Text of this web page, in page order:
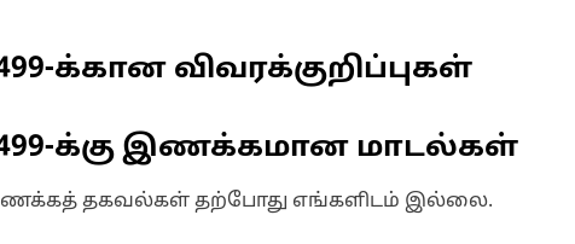
-க்கான விவரக்குறிப்புகள்
-க்கு இணக்கமான மாடல்கள்
தகவல்கள் தற்போது எங்களிடம் இல்லை.